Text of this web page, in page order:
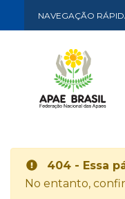
NAVEGAÇÃO
404 - Essa
No entanto,